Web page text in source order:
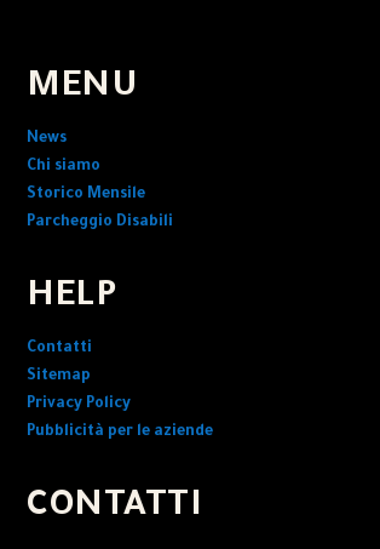
MENU
News
Chi siamo
Storico Mensile
Parcheggio Disabili
HELP
Contatti
Sitemap
Privacy Policy
Pubblicità per le aziende
CONTATTI